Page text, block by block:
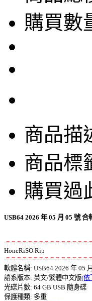
購買數
商品描
商品標
購買過
USB64 2026 年 05 月 05 號
-=-=-=-=-=-=-=-=-=-=-=-=-=-=-
-=-=-=-=-=-=-=-=-=-=-=-=-=-=-
軟體名稱: USB64 2026 年 05
語系版本: 英文/繁體中文版(依
光碟片數: 64 GB USB 隨身碟
保護種類: 多重